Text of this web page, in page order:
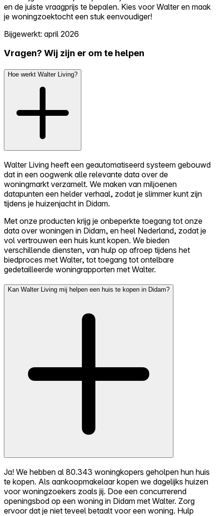
en de juiste vraagprijs te bepalen. Kies voor Walter en maak
je woningzoektocht een stuk eenvoudiger!
Bijgewerkt: april 2026
Vragen? Wij zijn er om te helpen
Hoe werkt Walter Living?
Walter Living heeft een geautomatiseerd systeem gebouwd
dat in een oogwenk alle relevante data over de
woningmarkt verzamelt. We maken van miljoenen
datapunten een helder verhaal, zodat je slimmer kunt zijn
tijdens je huizenjacht in Didam.
Met onze producten krijg je onbeperkte toegang tot onze
data over woningen in Didam, en heel Nederland, zodat je
vol vertrouwen een huis kunt kopen. We bieden
verschillende diensten, van hulp op afroep tijdens het
biedproces met Walter, tot toegang tot ontelbare
gedetailleerde woningrapporten met Walter.
Kan Walter Living mij helpen een huis te kopen in Didam?
Ja! We hebben al 80.343 woningkopers geholpen hun huis
te kopen. Als aankoopmakelaar kopen we dagelijks huizen
voor woningzoekers zoals jij. Doe een concurrerend
openingsbod op een woning in Didam met Walter. Zorg
ervoor dat je niet teveel betaalt voor een woning. Hulp